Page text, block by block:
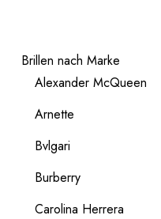
Brillen nach Marke
Alexander McQueen
Arnette
Bvlgari
Burberry
Carolina Herrera